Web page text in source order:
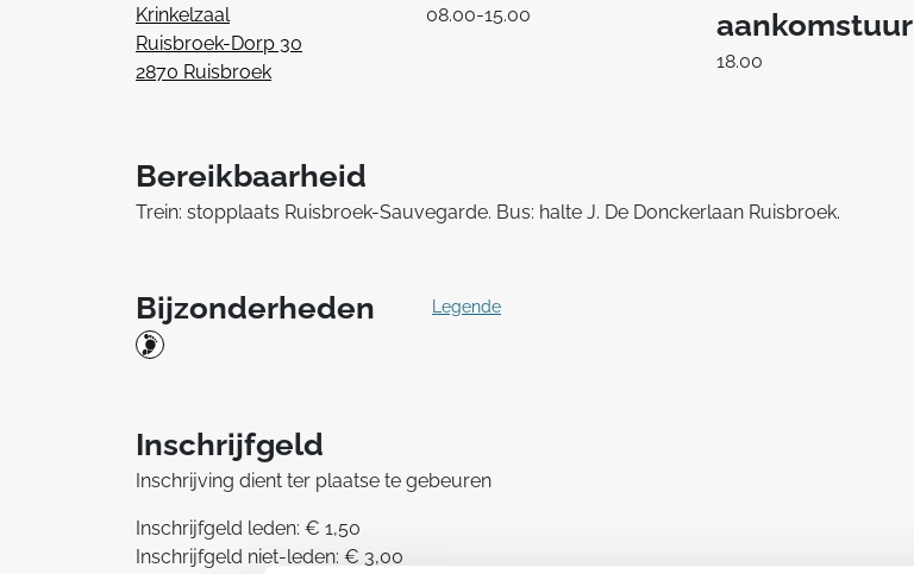
Krinkelzaal
Ruisbroek-Dorp 30
2870 Ruisbroek
08.00-15.00
aankomstuur
18.00
Bereikbaarheid
Trein: stopplaats Ruisbroek-Sauvegarde. Bus: halte J. De Donckerlaan Ruisbroek.
Bijzonderheden Legende
Inschrijfgeld
Inschrijving dient ter plaatse te gebeuren
Inschrijfgeld leden: € 1,50
Inschrijfgeld niet-leden: € 3,00